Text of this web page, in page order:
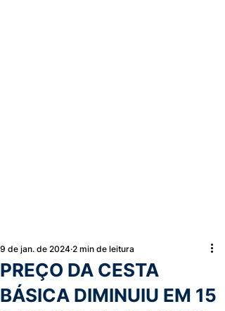
PREÇO DA CESTA
BÁSICA DIMINUIU EM 15
9 de jan. de 2024 2 min de leitura